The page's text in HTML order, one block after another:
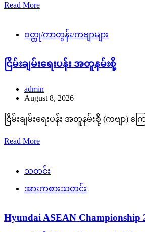
Read More
ဝတ္ထု/ကာတွန်း/ကဗျာများ
ငြိမ်းချမ်းရေးပန်း အတူနမ်းစို့
admin
August 8, 2026
ငြိမ်းချမ်းရေးပန်း အတူနမ်းစို့ (ကဗျာ) က
Read More
သတင်း
အားကစားသတင်း
Hyundai ASEAN